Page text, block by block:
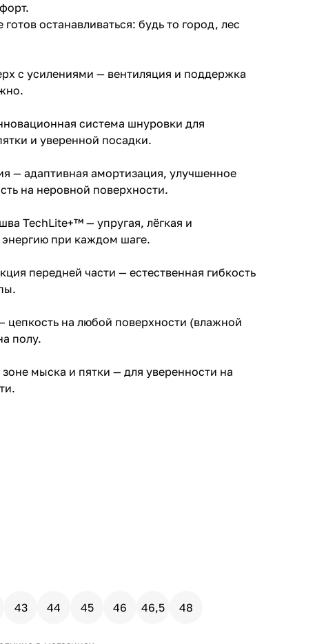
останавливаться: будь то город, лес
с усилениями — вентиляция и поддержка
система шнуровки для
и уверенной посадки.
— адаптивная амортизация, улучшенное
на неровной поверхности.
TechLite+™ — упругая, лёгкая и
энергию при каждом шаге.
передней части — естественная гибкость
на любой поверхности (влажной
полу.
мыска и пятки — для уверенности на
43 44 45 46 46,5 48